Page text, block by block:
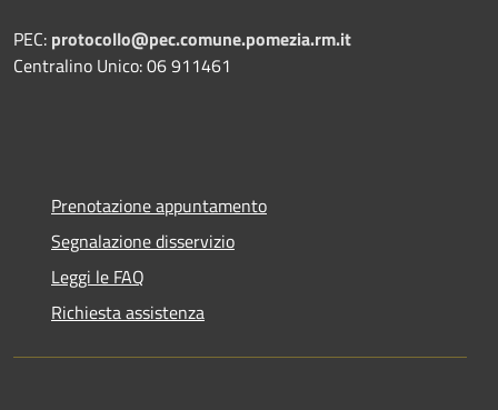
PEC: protocollo@pec.comune.pomezia.rm.it
Centralino Unico: 06 911461
Prenotazione appuntamento
Segnalazione disservizio
Leggi le FAQ
Richiesta assistenza